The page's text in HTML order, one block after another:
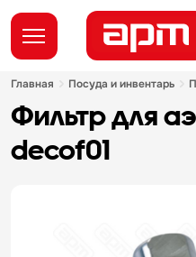
главная посуда и инвентарь
фильтр для аэрографа
decof01